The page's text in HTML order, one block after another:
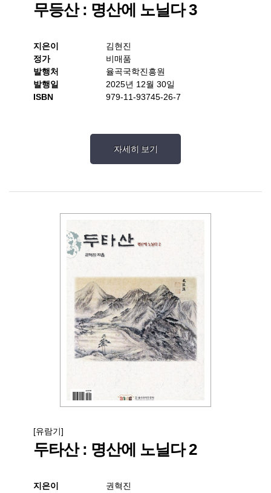
무등산 : 명산에 노닐다 3
지은이
김현진
정가
비매품
발행처
율곡국학진흥원
발행일
2025년 12월 30일
ISBN
979-11-93745-26-7
자세히 보기
[유람기]
두타산 : 명산에 노닐다 2
지은이
권혁진